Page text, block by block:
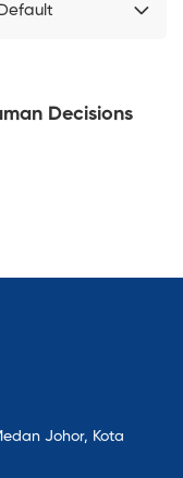
Decisions
Johor, Kota